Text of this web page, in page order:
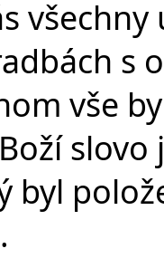
s
vše
slovo
byl